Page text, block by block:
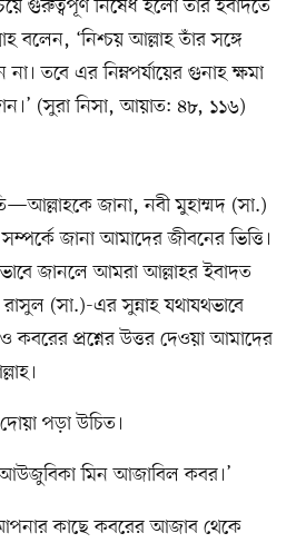
গুরুত্বপূর্ণ নিষেধ হলো তাঁর ইবাদতে
বলেন, ‘নিশ্চয় আল্লাহ তাঁর সঙ্গে
তবে এর নিম্নপর্যায়ের গুনাহ ক্ষমা
(সুরা নিসা, আয়াত: ৪৮, ১১৬)
জানা, নবী মুহাম্মদ (সা.)
জানা আমাদের জীবনের ভিত্তি।
জানলে আমরা আল্লাহর ইবাদত
(সা.)-এর সুন্নাহ যথাযথভাবে
প্রশ্নের উত্তর দেওয়া আমাদের
পড়া উচিত।
আউজুবিকা মিন আজাবিল কবর।’
কাছে কবরের আজাব থেকে